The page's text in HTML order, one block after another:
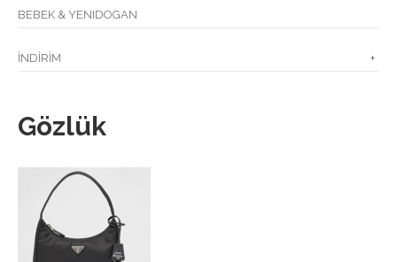
BEBEK & YENIDOGAN
İNDİRİM +
Gözlük